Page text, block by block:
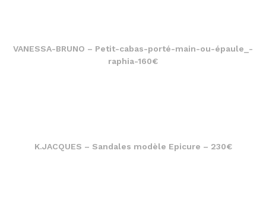
VANESSA-BRUNO – Petit-cabas-porté-main-ou-épaule_-
raphia-160€
K.JACQUES – Sandales modèle Epicure – 230€